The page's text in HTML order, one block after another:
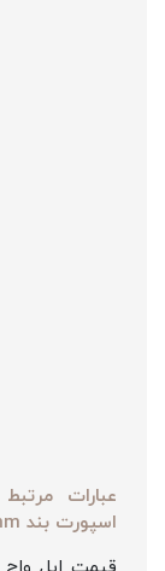
اسپورت بند 44mm